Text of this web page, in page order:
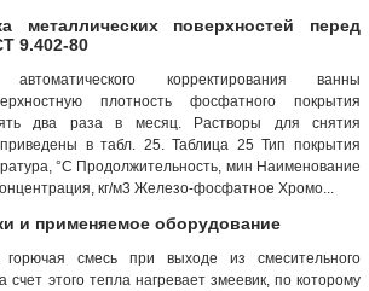
металлических поверхностей перед
9.402-80
корректирования ванны
плотность фосфатного покрытия
два раза в месяц. Растворы для снятия
в табл. 25. Таблица 25 Тип покрытия
°С Продолжительность, мин Наименование
кг/м3 Железо-фосфатное Хромо...
и применяемое оборудование
горючая смесь при выходе из смесительного
счет этого тепла нагревает змеевик, по которому